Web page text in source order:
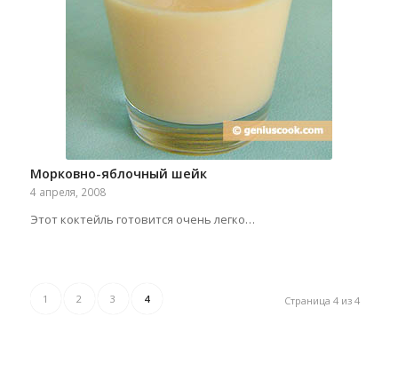
Морковно-яблочный шейк
4 апреля, 2008
Этот коктейль готовится очень легко…
Страница 4 из 4
1 2 3 4